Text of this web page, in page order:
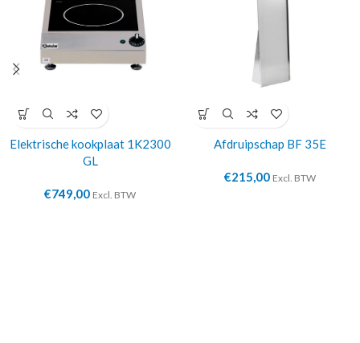
Elektrische kookplaat 1K2300
GL
€749,00 Excl. BTW
Afdruipschap BF 35E
€215,00 Excl. BTW